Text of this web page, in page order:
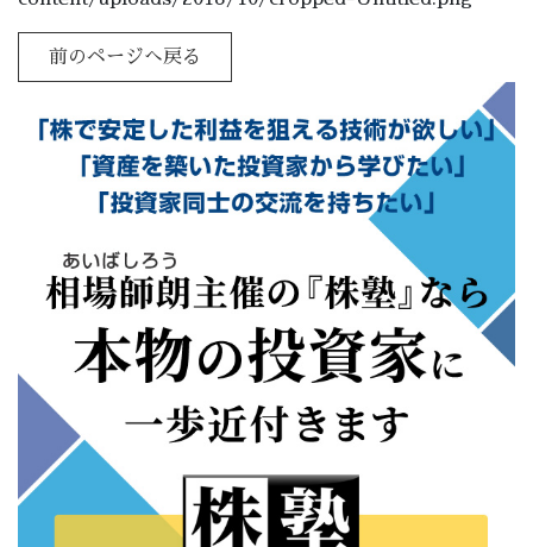
前のページへ戻る